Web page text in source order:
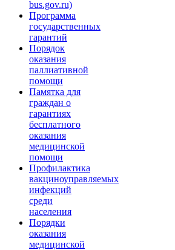
bus.gov.ru)
Программа
государственных
гарантий
Порядок
оказания
паллиативной
помощи
Памятка для
граждан о
гарантиях
бесплатного
оказания
медицинской
помощи
Профилактика
вакциноуправляемых
инфекций
среди
населения
Порядки
оказания
медицинской